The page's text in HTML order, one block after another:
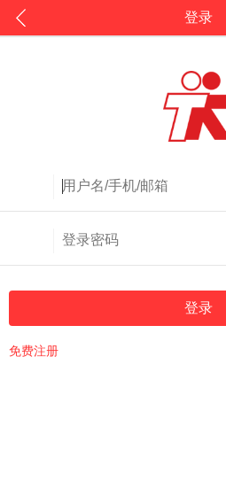
登录
登录
免费注册